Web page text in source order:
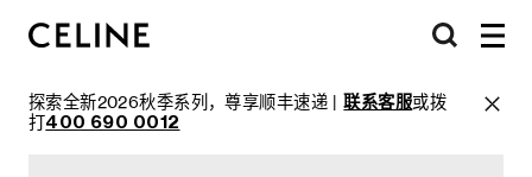
探索全新2026秋季系列，尊享顺丰速递 |联系客服或拨
打400 690 0012